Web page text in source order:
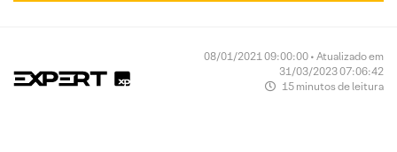
08/01/2021 09:00:00 • Atualizado em
31/03/2023 07:06:42
15 minutos de leitura